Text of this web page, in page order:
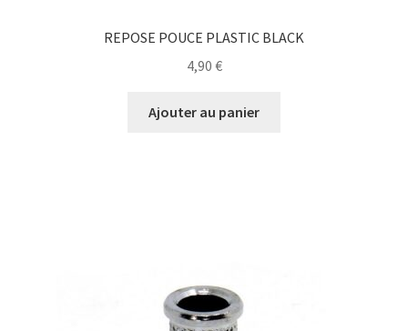
REPOSE POUCE PLASTIC BLACK
4,90 €
Ajouter au panier